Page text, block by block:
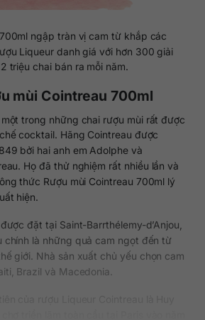
ngập tràn vị cam từ khắp các
Liqueur danh giá với hơn 300 giải
triệu chai bán ra mỗi năm.
mùi Cointreau 700ml
trong những chai rượu mùi rất được
cocktail. Hãng Cointreau được
bởi hai anh em Adolphe và
Họ đã thử nghiệm rất nhiều lần và
thức Rượu mùi Cointreau 700ml lý
hiện.
đặt tại Saint-Barrthélemy-d’Anjou,
chính là những quả cam ngọt đến từ
giới. Nhà sản xuất chủ yếu chọn cam
Brazil và Macedonia.